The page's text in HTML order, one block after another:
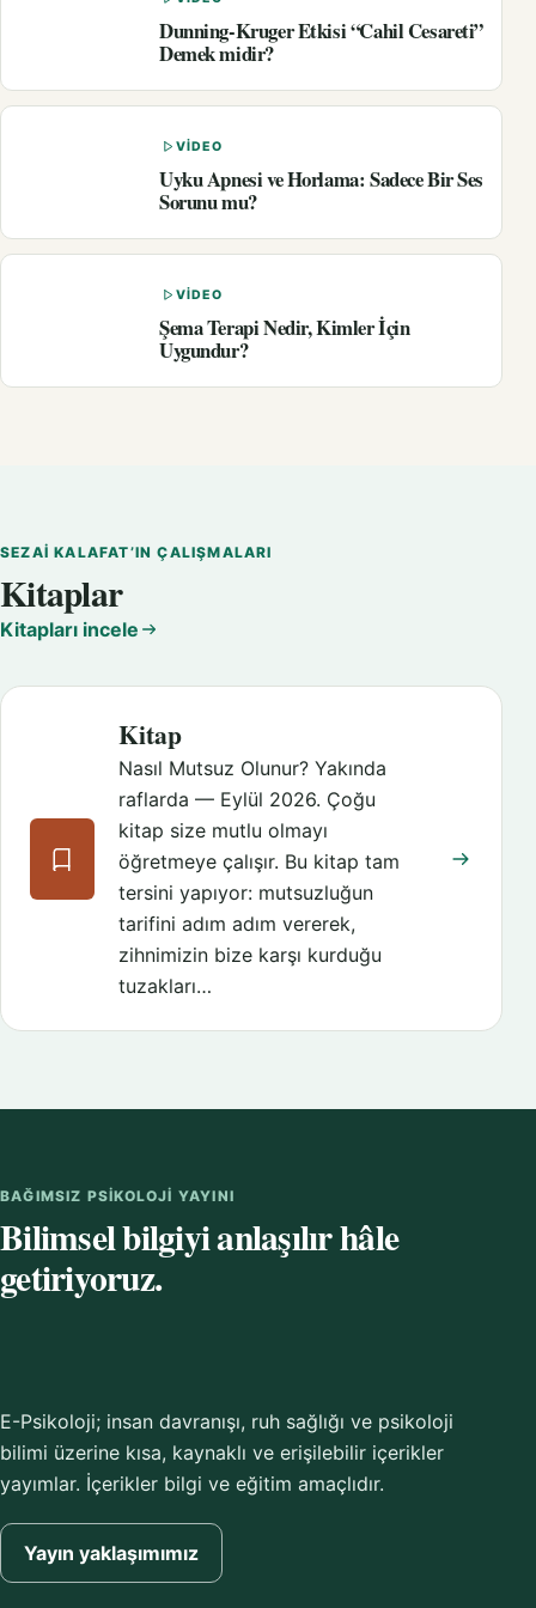
Dunning-Kruger Etkisi “Cahil Cesareti”
Demek midir?
VIDEO
Uyku Apnesi ve Horlama: Sadece Bir Ses
Sorunu mu?
VIDEO
Şema Terapi Nedir, Kimler İçin
Uygundur?
SEZAI KALAFAT’IN ÇALIŞMALARI
Kitaplar
Kitapları incele
Kitap
Nasıl Mutsuz Olunur? Yakında
raflarda — Eylül 2026. Çoğu
kitap size mutlu olmayı
öğretmeye çalışır. Bu kitap tam
tersini yapıyor: mutsuzluğun
tarifini adım adım vererek,
zihnimizin bize karşı kurduğu
tuzakları…
BAĞIMSIZ PSIKOLOJI YAYINI
Bilimsel bilgiyi anlaşılır hâle
getiriyoruz.
E-Psikoloji; insan davranışı, ruh sağlığı ve psikoloji
bilimi üzerine kısa, kaynaklı ve erişilebilir içerikler
yayımlar. İçerikler bilgi ve eğitim amaçlıdır.
Yayın yaklaşımımız